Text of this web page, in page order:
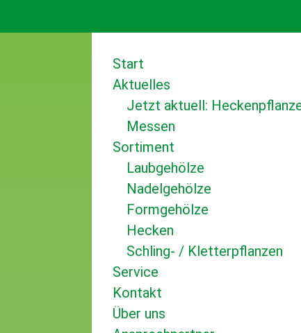
Start
Aktuelles
Jetzt aktuell:
Messen
Sortiment
Laubgehölze
Nadelgehölze
Formgehölze
Hecken
Schling- / Kletterpflanzen
Service
Kontakt
Über uns